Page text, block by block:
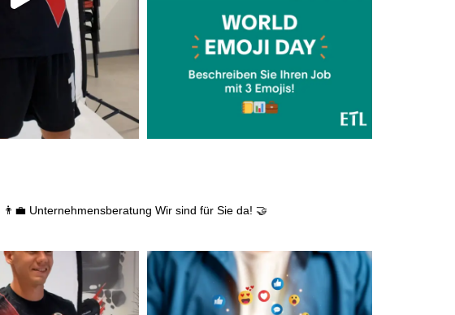
👨‍💼 Unternehmensberatung Wir sind für Sie da! 🤝